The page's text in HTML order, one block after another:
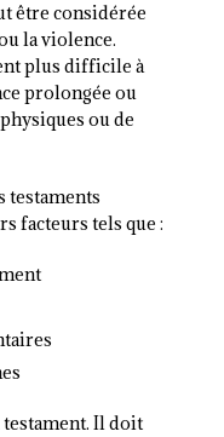
être considérée
la violence.
plus difficile à
prolongée ou
ou de
testaments
facteurs tels que :
Il doit